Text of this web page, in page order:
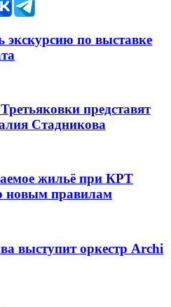
экскурсию по выставке
представят
Стадникова
жильё при КРТ
новым правилам
выступит оркестр Archi